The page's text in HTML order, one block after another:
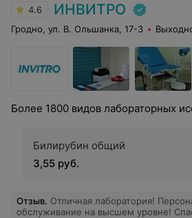
4.6 ИНВИТРО
Гродно, ул. В. Ольшанка, 17-3
Более 1800 видов лабораторных
Билирубин общий
3,55 руб.
Отзыв. Отличная лаборатория!
обслуживание на высшем уровне!